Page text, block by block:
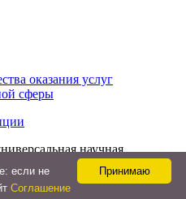
оказания услуг
сферы
научная
Принимаю
если не
Соглашение